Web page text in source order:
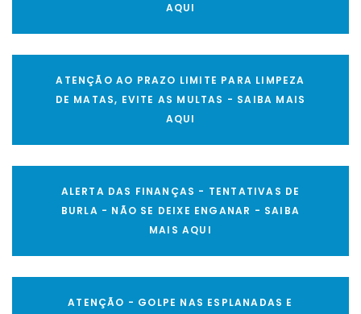
AQUI
ATENÇÃO AO PRAZO LIMITE PARA LIMPEZA
DE MATAS, EVITE AS MULTAS - SAIBA MAIS
AQUI
ALERTA DAS FINANÇAS - TENTATIVAS DE
BURLA - NÃO SE DEIXE ENGANAR - SAIBA
MAIS AQUI
ATENÇÃO - GOLPE NAS ESPLANADAS E